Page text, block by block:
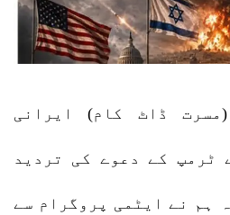
ڈاٹ کام) ایرانی
ٹرمپ کے دعوے کی تردید
ہم نے ایٹمی پروگرام سے